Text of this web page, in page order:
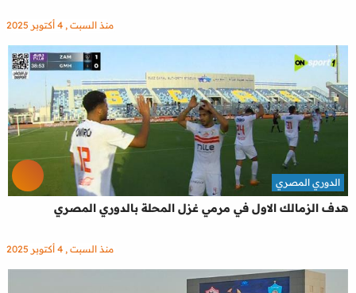
منذ السبت , 4 أكتوبر 2025
هدف الزمالك الاول في مرمي غزل المحلة بالدوري المصري
الدوري المصري
منذ السبت , 4 أكتوبر 2025